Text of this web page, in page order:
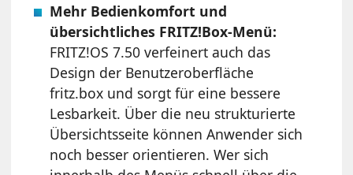
Mehr Bedienkomfort und
übersichtliches FRITZ!Box-Menü:
FRITZ!OS 7.50 verfeinert auch das
Design der Benutzeroberfläche
fritz.box und sorgt für eine bessere
Lesbarkeit. Über die neu strukturierte
Übersichtsseite können Anwender sich
noch besser orientieren. Wer sich